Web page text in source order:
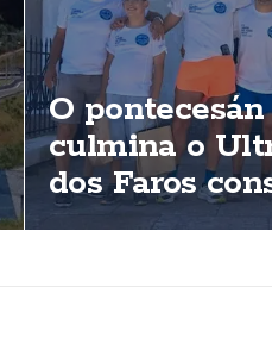
O
culmina o
dos Faros
para ASFEGA